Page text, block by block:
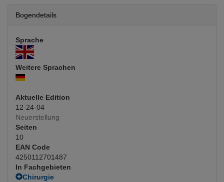
Bogendetails
Sprache
Weitere Sprachen
Aktuelle Edition
12-24-04
Neuerstellung
Seiten
10
EAN Code
4250112701487
In Fachgebieten
Chirurgie